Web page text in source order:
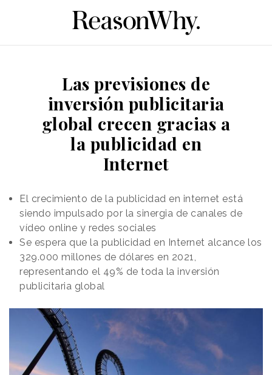
Las previsiones de
inversión publicitaria
global crecen gracias a
la publicidad en
Internet
El crecimiento de la publicidad en internet está
siendo impulsado por la sinergia de canales de
vídeo online y redes sociales
Se espera que la publicidad en Internet alcance los
329.000 millones de dólares en 2021,
representando el 49% de toda la inversión
publicitaria global